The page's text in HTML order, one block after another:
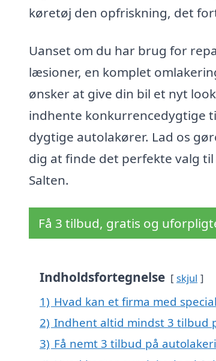
køretøj den opfriskning, det
Uanset om du har brug for
læsioner, en komplet
ønsker at give din bil et nyt
indhente konkurrencedygtige
dygtige autolakører. Lad os
dig at finde det perfekte valg
Salten.
Få 3 tilbud, gratis og
Indholdsfortegnelse skjul
1) Hvad kan et firma med
2) Indhent altid mindst 3 tilbud
3) Få nemt 3 tilbud på